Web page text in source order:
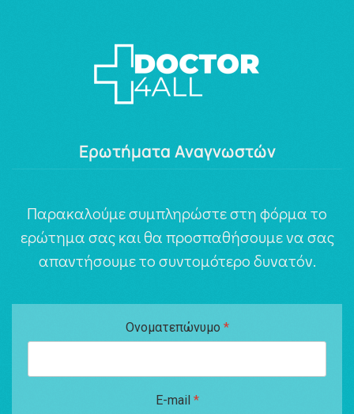
Ερωτήματα Αναγνωστών
Παρακαλούμε συμπληρώστε στη φόρμα το
ερώτημα σας και θα προσπαθήσουμε να σας
απαντήσουμε το συντομότερο δυνατόν.
Ονοματεπώνυμο *
E-mail *